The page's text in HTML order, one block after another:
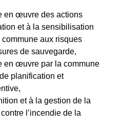
en œuvre des actions
et à la sensibilisation
aux risques
de sauvegarde,
en œuvre par la commune
planification et
et à la gestion de la
l’incendie de la